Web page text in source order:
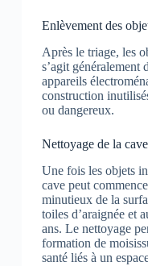
Enlèvement des
Après le triage, les
s’agit généralement
appareils
construction
ou dangereux.
Nettoyage de la cave
Une fois les objets
cave peut
minutieux de la
toiles d’araignée et
ans. Le nettoyage
formation de
santé liés à un